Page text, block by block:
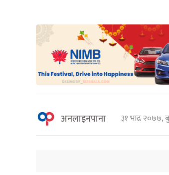
अनलाइनपाना ३१ भाद्र २०७७,